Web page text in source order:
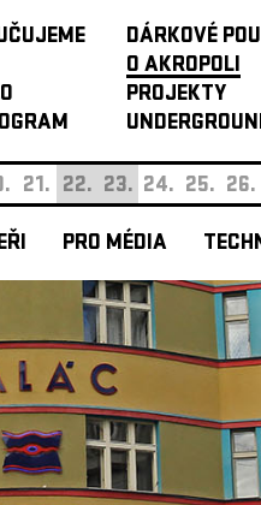
DÁRKOVÉ
O AKROPOLI
PROJEKTY
21. 22. 23. 24. 25. 26.
PRO MÉDIA